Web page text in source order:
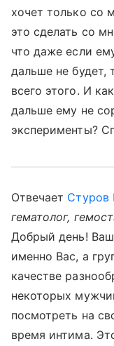
хочет только со
это сделать со
что даже если
дальше не будет,
всего этого. И
дальше ему не
эксперименты?
Отвечает Стуров
гематолог,
Добрый день! Ваш
именно Вас, а
качестве
некоторых
посмотреть на
время интима.